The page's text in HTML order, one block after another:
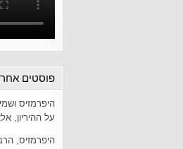
פוסטים
היפרמזיס
על ההיריון,
היפרמזיס,